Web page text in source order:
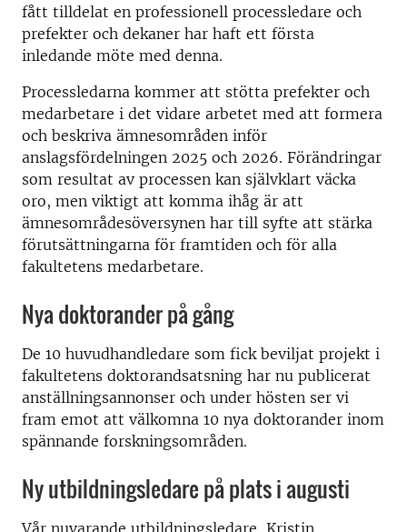
fått tilldelat en professionell processledare och
prefekter och dekaner har haft ett första
inledande möte med denna.
Processledarna kommer att stötta prefekter och
medarbetare i det vidare arbetet med att formera
och beskriva ämnesområden inför
anslagsfördelningen 2025 och 2026. Förändringar
som resultat av processen kan självklart väcka
oro, men viktigt att komma ihåg är att
ämnesområdesöversynen har till syfte att stärka
förutsättningarna för framtiden och för alla
fakultetens medarbetare.
Nya doktorander på gång
De 10 huvudhandledare som fick beviljat projekt i
fakultetens doktorandsatsning har nu publicerat
anställningsannonser och under hösten ser vi
fram emot att välkomna 10 nya doktorander inom
spännande forskningsområden.
Ny utbildningsledare på plats i augusti
Vår nuvarande utbildningsledare, Kristin